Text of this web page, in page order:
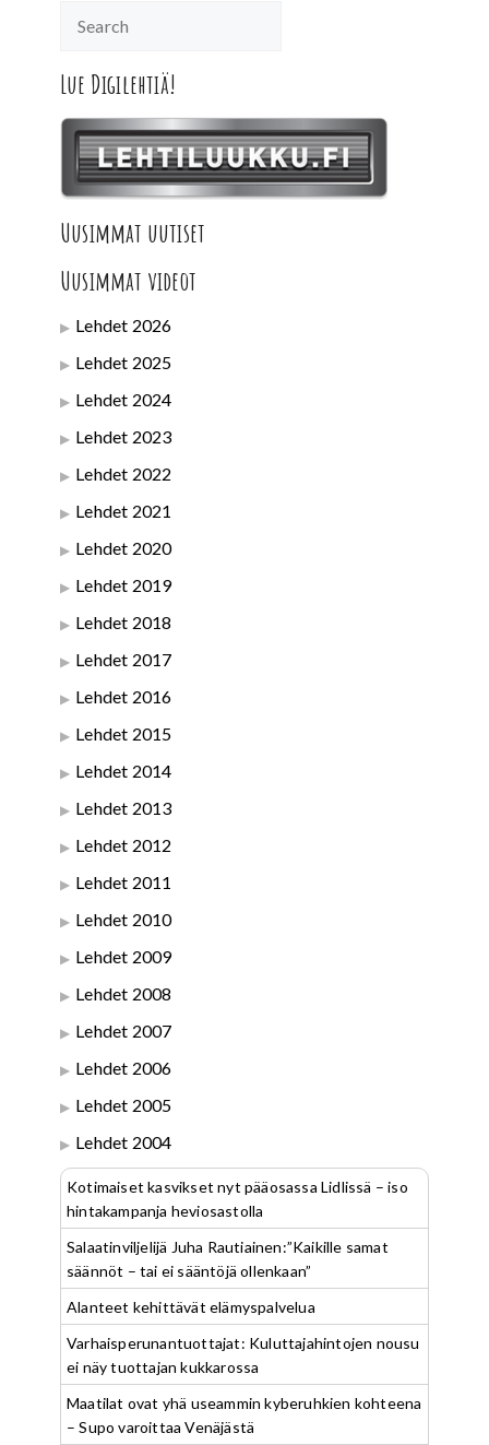
Lue Digilehtiä!
Uusimmat uutiset
Uusimmat videot
Lehdet 2026
Lehdet 2025
Lehdet 2024
Lehdet 2023
Lehdet 2022
Lehdet 2021
Lehdet 2020
Lehdet 2019
Lehdet 2018
Lehdet 2017
Lehdet 2016
Lehdet 2015
Lehdet 2014
Lehdet 2013
Lehdet 2012
Lehdet 2011
Lehdet 2010
Lehdet 2009
Lehdet 2008
Lehdet 2007
Lehdet 2006
Lehdet 2005
Lehdet 2004
Kotimaiset kasvikset nyt pääosassa Lidlissä – iso
hintakampanja heviosastolla
Salaatinviljelijä Juha Rautiainen:”Kaikille samat
säännöt – tai ei sääntöjä ollenkaan”
Alanteet kehittävät elämyspalvelua
Varhaisperunantuottajat: Kuluttajahintojen nousu
ei näy tuottajan kukkarossa
Maatilat ovat yhä useammin kyberuhkien kohteena
– Supo varoittaa Venäjästä